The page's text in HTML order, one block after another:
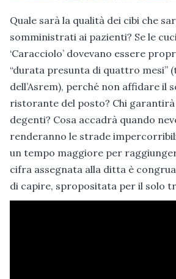
Quale sarà la qualità dei cibi che
somministrati ai pazienti? Se le
‘Caracciolo’ dovevano essere
“durata presunta di quattro mesi”
dell’Asrem), perché non affidare il
ristorante del posto? Chi garantirà
degenti? Cosa accadrà quando
renderanno le strade
un tempo maggiore per
cifra assegnata alla ditta è
di capire, spropositata per il solo